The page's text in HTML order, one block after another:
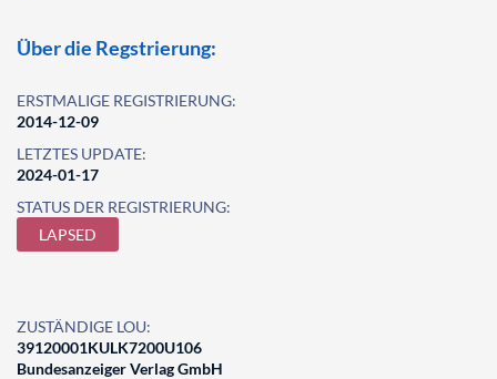
Über die Regstrierung:
ERSTMALIGE REGISTRIERUNG:
2014-12-09
LETZTES UPDATE:
2024-01-17
STATUS DER REGISTRIERUNG:
LAPSED
ZUSTÄNDIGE LOU:
39120001KULK7200U106
Bundesanzeiger Verlag GmbH